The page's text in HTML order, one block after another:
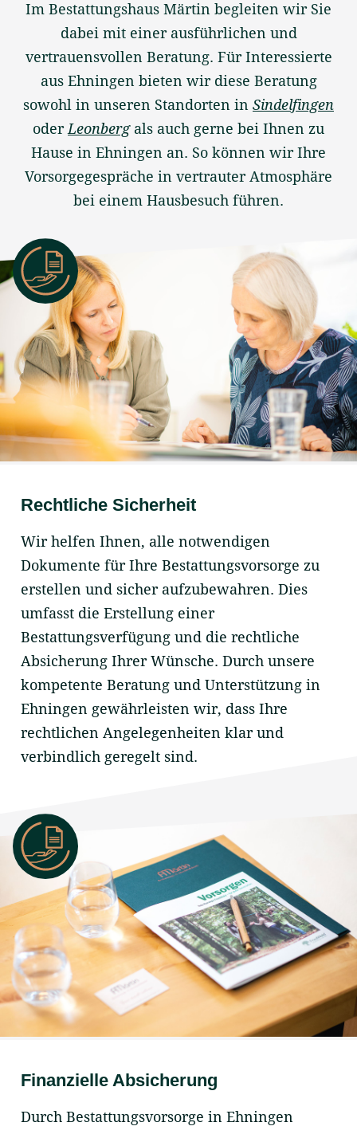
Im Bestattungshaus Märtin begleiten wir Sie
dabei mit einer ausführlichen und
vertrauensvollen Beratung. Für Interessierte
aus Ehningen bieten wir diese Beratung
sowohl in unseren Standorten in Sindelfingen
oderLeonbergals auch gerne bei Ihnen zu
Hause in Ehningen an. So können wir Ihre
Vorsorgegespräche in vertrauter Atmosphäre
bei einem Hausbesuch führen.
Rechtliche Sicherheit
Wir helfen Ihnen, alle notwendigen
Dokumente für Ihre Bestattungsvorsorge zu
erstellen und sicher aufzubewahren. Dies
umfasst die Erstellung einer
Bestattungsverfügung und die rechtliche
Absicherung Ihrer Wünsche. Durch unsere
kompetente Beratung und Unterstützung in
Ehningen gewährleisten wir, dass Ihre
rechtlichen Angelegenheiten klar und
verbindlich geregelt sind.
Finanzielle Absicherung
Durch Bestattungsvorsorge in Ehningen